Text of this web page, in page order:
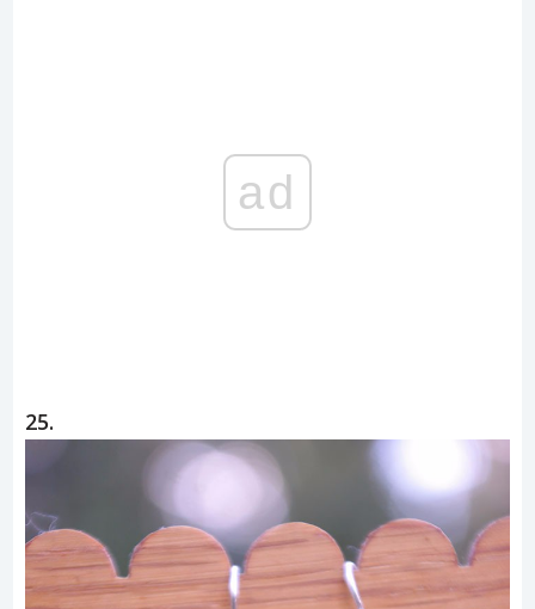
ad
25.